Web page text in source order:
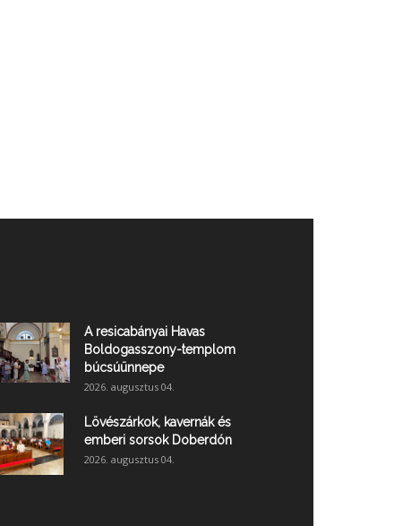
A resicabányai Havas
Boldogasszony-templom
búcsúünnepe
2026. augusztus 04.
Lövészárkok, kavernák és
emberi sorsok Doberdón
2026. augusztus 04.